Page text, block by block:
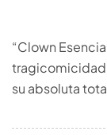
“Clown
su absoluta